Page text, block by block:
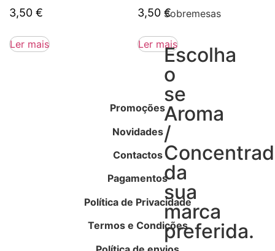
Sobremesas
Escolha
o
se
Aroma
/
da
sua
marca
preferida.
3,50 €
Ler mais
3,50 €
Ler mais
Promoções
Novidades
Contactos
Pagamentos
Política de Privacidade
Termos e Condições